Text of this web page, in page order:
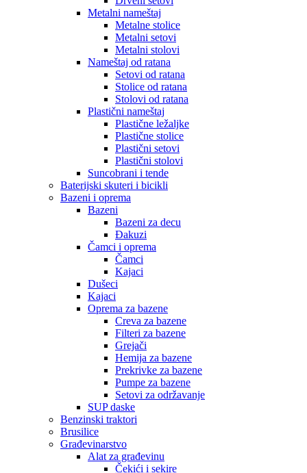
Metalni nameštaj
Metalne stolice
Metalni setovi
Metalni stolovi
Nameštaj od ratana
Setovi od ratana
Stolice od ratana
Stolovi od ratana
Plastični nameštaj
Plastične ležaljke
Plastične stolice
Plastični setovi
Plastični stolovi
Suncobrani i tende
Baterijski skuteri i bicikli
Bazeni i oprema
Bazeni
Bazeni za decu
Đakuzi
Čamci i oprema
Čamci
Kajaci
Dušeci
Kajaci
Oprema za bazene
Creva za bazene
Filteri za bazene
Grejači
Hemija za bazene
Prekrivke za bazene
Pumpe za bazene
Setovi za održavanje
SUP daske
Benzinski traktori
Brusilice
Građevinarstvo
Alat za građevinu
Čekići i sekire